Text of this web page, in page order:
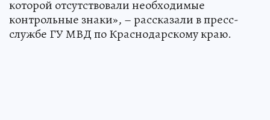
которой отсутствовали необходимые
контрольные знаки», – рассказали в пресс-
службе ГУ МВД по Краснодарскому краю.